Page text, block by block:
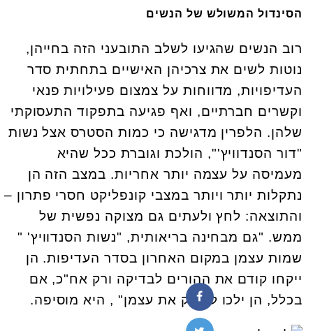
הסינדול המשולש של הנשים
רוב הנשים שהגיעו לשלב התובעני הזה בחייהן,
נוטות לשים את צרכיהן האישיים בתחתית סדר
העדיפויות, מדווחות על צמצום פעילויות פנאי
וקשרים חברתיים, ואף פגיעה בתפקוד התעסוקתי
שלהן. הלפרין מדגישה כי כמות הסטרס אצל נשות
"דור הסנדוויץ'", הולכת וגוברת ככל שהיא
מעמיסה על עצמה יותר אחריות. במצב הזה הן
נתקלות יותר ויותר במצבי קונפליקט חסרי פתרון –
והתוצאה: לחץ ולעתים גם מצוקה נפשית של
ממש. "גם מבחינה בריאותית, "נשות הסנדוויץ' "
שמות עצמן במקום האחרון בסדר העדיפות. הן
ייקחו קודם את ההורים לבדיקה ורק אח"כ, אם
בכלל, הן ילכו לבדוק את עצמן" , היא מוסיפה.